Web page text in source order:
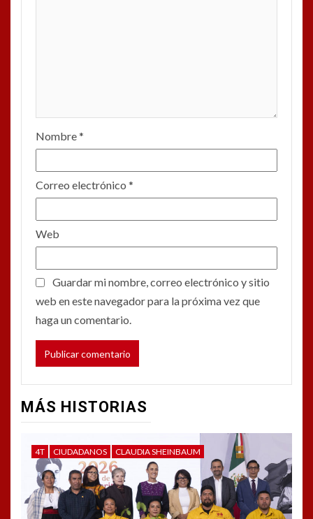
Nombre*
Correo electrónico *
Web
Guardar mi nombre, correo electrónico y sitio
web en este navegador para la próxima vez que
haga un comentario.
MÁS HISTORIAS
4T CIUDADANOS CLAUDIA SHEINBAUM